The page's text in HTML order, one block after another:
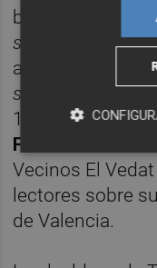
británica
Annie
señoritas para
alicantina
secreto de los
12:00 horas,
Ferrándiz
Vecinos El
lectores sobre
de Valencia.